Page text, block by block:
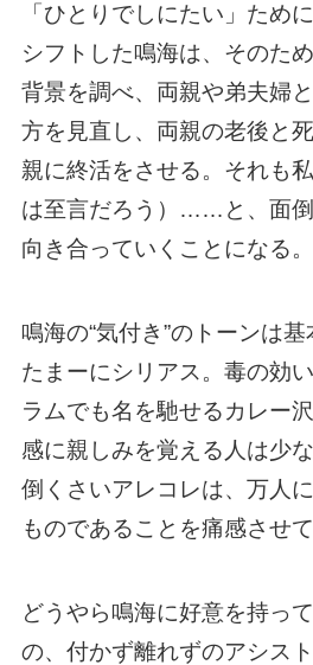
「ひとりでしにたい」ため
シフトした鳴海は、そのた
背景を調べ、両親や弟夫婦
方を見直し、両親の老後と
親に終活をさせる。それも
は至言だろう）……と、面
向き合っていくことになる。
鳴海の“気付き”のトーンは基
たまーにシリアス。毒の効
ラムでも名を馳せるカレー
感に親しみを覚える人は少
倒くさいアレコレは、万人
ものであることを痛感させて
どうやら鳴海に好意を持っ
の、付かず離れずのアシス